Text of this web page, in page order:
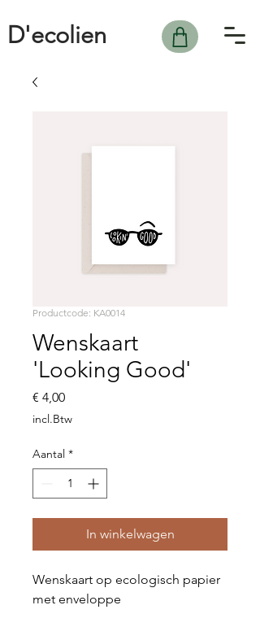
D'ecolien
Productcode: KA0014
Wenskaart
'Looking Good'
€ 4,00Prijs
incl.Btw
Aantal *
In winkelwagen
Wenskaart op ecologisch papier
met enveloppe